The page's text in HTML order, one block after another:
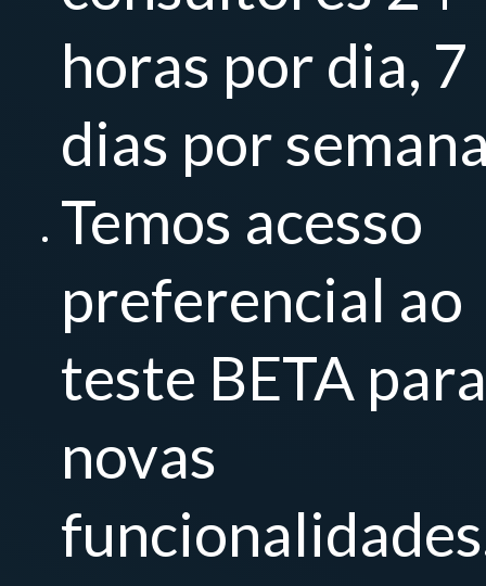
horas por dia, 7
dias por
Temos acesso
preferencial ao
teste BETA para
novas